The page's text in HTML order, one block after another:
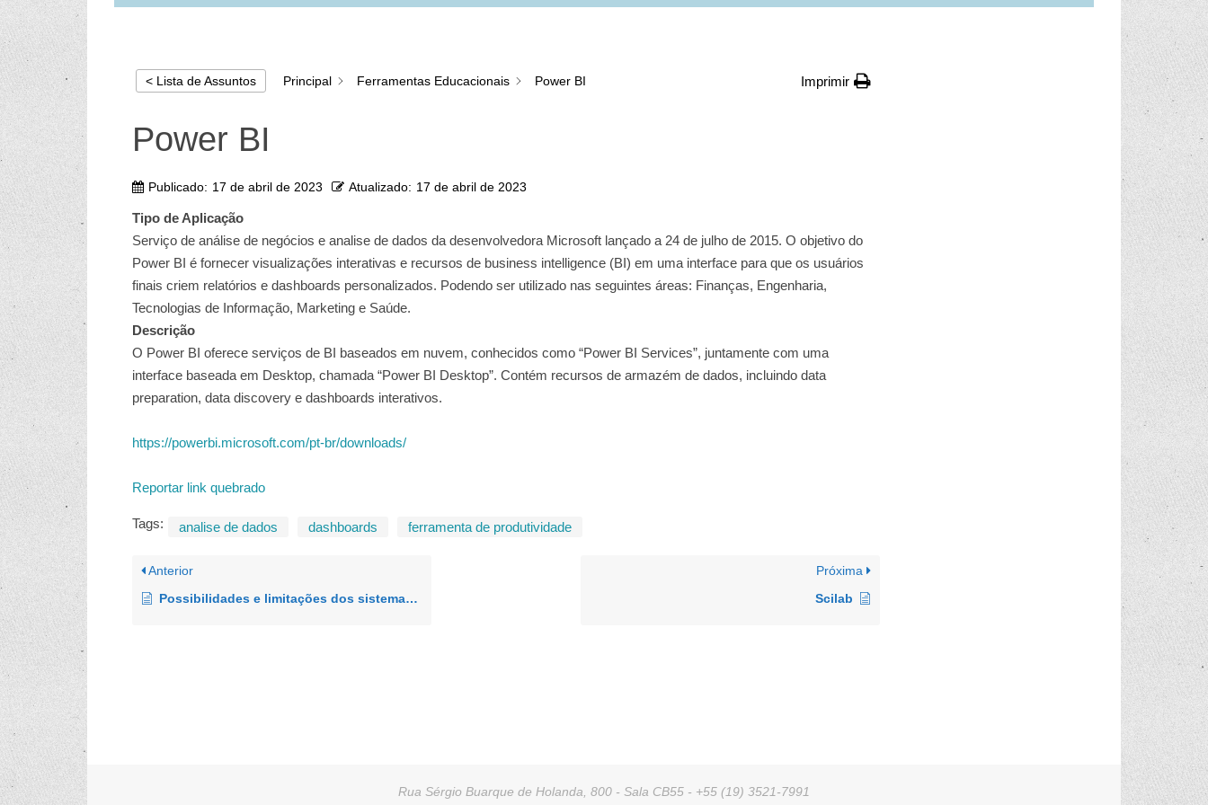
< Lista de Assuntos Principal Ferramentas Educacionais Power BI Imprimir
Power BI
Publicado: 17 de abril de 2023 Atualizado: 17 de abril de 2023
Tipo de Aplicação
Serviço de análise de negócios e analise de dados da desenvolvedora Microsoft lançado a 24 de julho de 2015. O objetivo do
Power BI é fornecer visualizações interativas e recursos de business intelligence (BI) em uma interface para que os usuários
finais criem relatórios e dashboards personalizados. Podendo ser utilizado nas seguintes áreas: Finanças, Engenharia,
Tecnologias de Informação, Marketing e Saúde.
Descrição
O Power BI oferece serviços de BI baseados em nuvem, conhecidos como “Power BI Services”, juntamente com uma
interface baseada em Desktop, chamada “Power BI Desktop”. Contém recursos de armazém de dados, incluindo data
preparation, data discovery e dashboards interativos.
https://powerbi.microsoft.com/pt-br/downloads/
Reportar link quebrado
Tags: analise de dados dashboards ferramenta de produtividade
Anterior
Possibilidades e limitações dos sistemas de Inteligência artificial no Ensino e na Pesquisa em Educação em Química: para além do chatGPT
Próxima
Scilab
Rua Sérgio Buarque de Holanda, 800 - Sala CB55 - +55 (19) 3521-7991